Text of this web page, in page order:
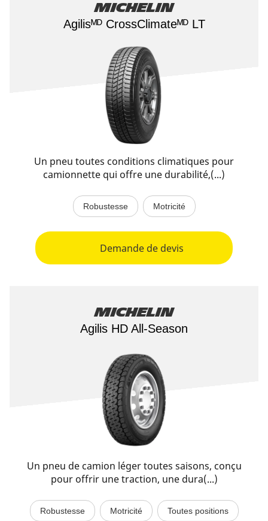
Michelin
Agilisᴹᴰ CrossClimateᴹᴰ LT
Un pneu toutes conditions climatiques pour
camionnette qui offre une durabilité,(...)
Robustesse Motricité
Demande de devis
Michelin
Agilis HD All-Season
Un pneu de camion léger toutes saisons, conçu
pour offrir une traction, une dura(...)
Robustesse Motricité Toutes positions